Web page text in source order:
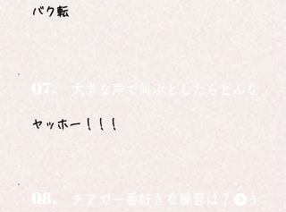
バク転
Q7. 大きな声で叫ぶとしたらどんな言葉
ヤッホー！！！
Q8. チアで一番好きな練習は？